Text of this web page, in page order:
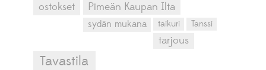
ostokset Pimeän Kaupan Ilta
sydän mukana taikuri Tanssi
tarjous
Tavastila